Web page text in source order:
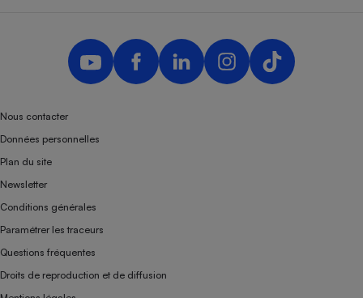
Nous contacter
Données personnelles
Plan du site
Newsletter
Conditions générales
Paramétrer les traceurs
Questions fréquentes
Droits de reproduction et de diffusion